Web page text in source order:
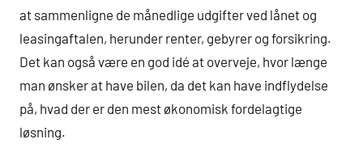
at sammenligne de månedlige udgifter ved lånet og
leasingaftalen, herunder renter, gebyrer og forsikring.
Det kan også være en god idé at overveje, hvor længe
man ønsker at have bilen, da det kan have indflydelse
på, hvad der er den mest økonomisk fordelagtige
løsning.